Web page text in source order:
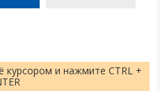
и нажмите CTRL +